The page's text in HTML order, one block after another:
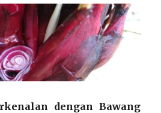
dengan Bawang